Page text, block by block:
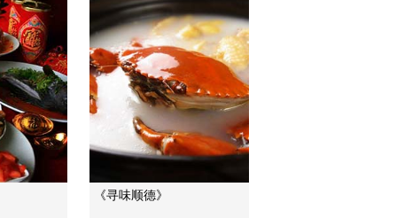
遠方的家
一船渡江 一網渡鄉
三農群英匯
清爽一“夏” 夏日雙涼
天花板
《寻味顺德》